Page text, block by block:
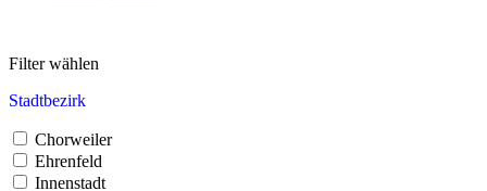
Filter wählen
Stadtbezirk
Chorweiler
Ehrenfeld
Innenstadt